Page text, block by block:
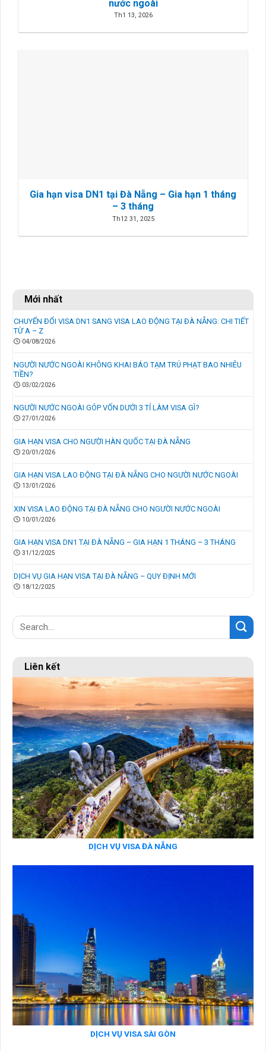
nước ngoài
Th1 13, 2026
Gia hạn visa DN1 tại Đà Nẵng – Gia hạn 1 tháng
– 3 tháng
Th12 31, 2025
Mới nhất
CHUYỂN ĐỔI VISA DN1 SANG VISA LAO ĐỘNG TẠI ĐÀ NẴNG: CHI TIẾT
TỪ A – Z
04/08/2026
NGƯỜI NƯỚC NGOÀI KHÔNG KHAI BÁO TẠM TRÚ PHẠT BAO NHIÊU
TIỀN?
03/02/2026
NGƯỜI NƯỚC NGOÀI GÓP VỐN DƯỚI 3 TỈ LÀM VISA GÌ?
27/01/2026
GIA HẠN VISA CHO NGƯỜI HÀN QUỐC TẠI ĐÀ NẴNG
20/01/2026
GIA HẠN VISA LAO ĐỘNG TẠI ĐÀ NẴNG CHO NGƯỜI NƯỚC NGOÀI
13/01/2026
XIN VISA LAO ĐỘNG TẠI ĐÀ NẴNG CHO NGƯỜI NƯỚC NGOÀI
10/01/2026
GIA HẠN VISA DN1 TẠI ĐÀ NẴNG – GIA HẠN 1 THÁNG – 3 THÁNG
31/12/2025
DỊCH VỤ GIA HẠN VISA TẠI ĐÀ NẴNG – QUY ĐỊNH MỚI
18/12/2025
Liên kết
DỊCH VỤ VISA ĐÀ NẴNG
DỊCH VỤ VISA SÀI GÒN